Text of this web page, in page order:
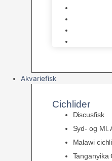
Akvariefisk
Cichlider
Discusfisk
Syd- og Ml.
Malawi
Tanganyika